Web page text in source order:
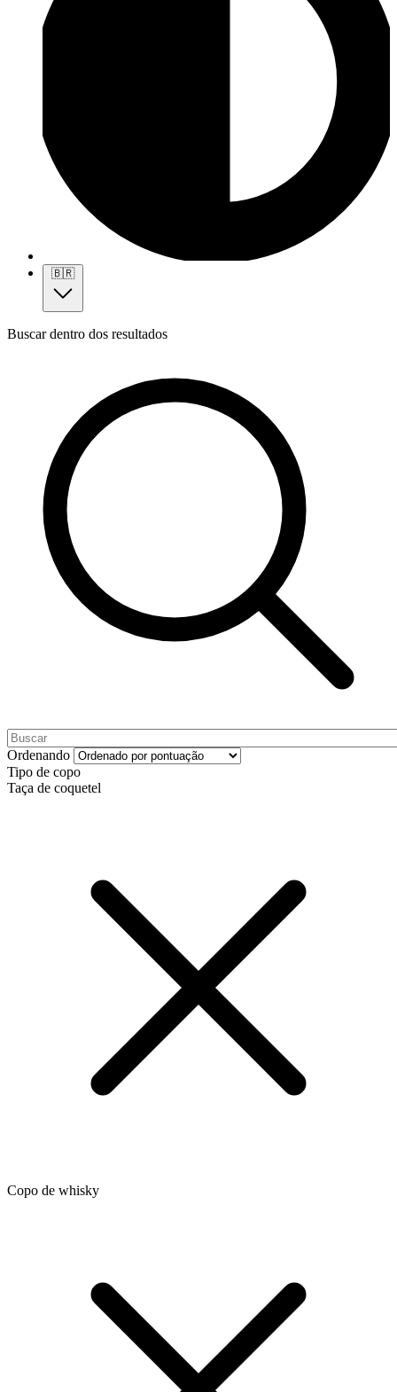
🇧🇷
Buscar dentro dos resultados
Ordenando
Tipo de copo
Taça de coquetel
Copo de whisky